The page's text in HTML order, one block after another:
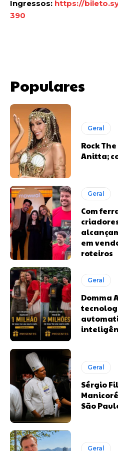
Ingressos: https://
390
Populares
Geral
Rock
Anitta;
Geral
Com
em
roteiros
Geral
Domma
Geral
Sérgio
São
Geral